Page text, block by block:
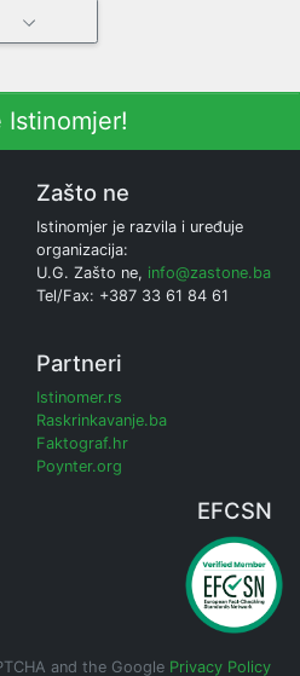
Istinomjer!
Zašto ne
Istinomjer je razvila i uređuje
organizacija:
U.G. Zašto ne, info@zastone.ba
Tel/Fax: +387 33 61 84 61
Partneri
Istinomer.rs
Raskrinkavanje.ba
Faktograf.hr
Poynter.org
EFCSN
and the Google Privacy Policy